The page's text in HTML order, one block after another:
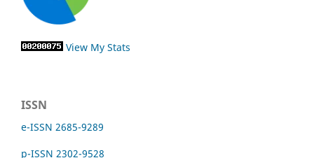
View My Stats
ISSN
e-ISSN 2685-9289
p-ISSN 2302-9528